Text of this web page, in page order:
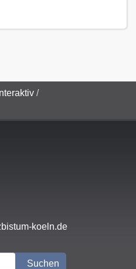
Interaktiv
koeln.de
Suchen